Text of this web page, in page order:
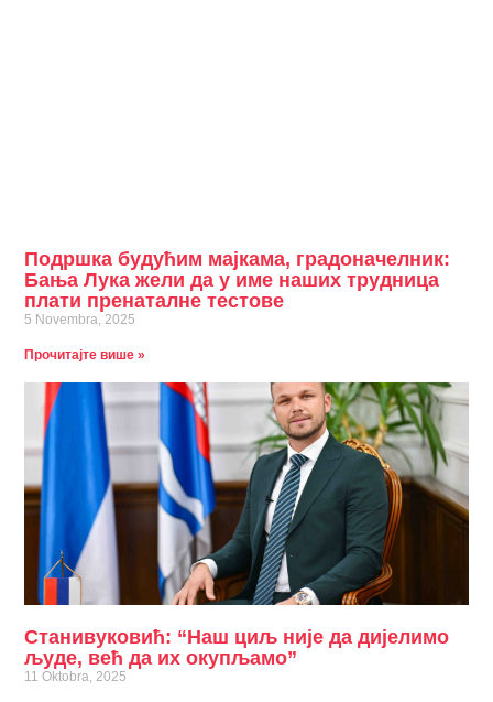
Подршка будућим мајкама, градоначелник:
Бања Лука жели да у име наших трудница
плати пренаталне тестове
5 Novembra, 2025
Прочитајте више »
Станивуковић: “Наш циљ није да дијелимо
људе, већ да их окупљамо”
11 Oktobra, 2025